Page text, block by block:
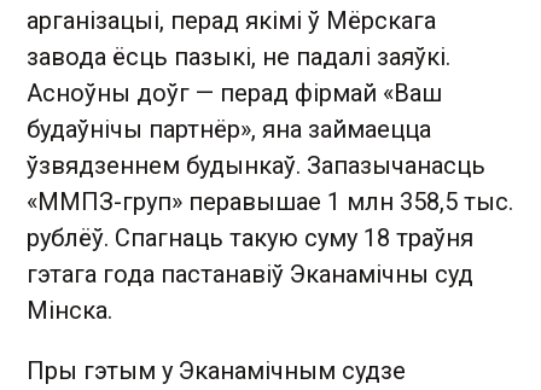
арганізацыі, перад якімі ў Мёрскага
завода ёсць пазыкі, не падалі заяўкі.
Асноўны доўг — перад фірмай «Ваш
будаўнічы партнёр», яна займаецца
ўзвядзеннем будынкаў. Запазычанасць
«ММПЗ-груп» перавышае 1 млн 358,5 тыс.
рублёў. Спагнаць такую суму 18 траўня
гэтага года пастанавіў Эканамічны суд
Мінска.
Пры гэтым у Эканамічным судзе